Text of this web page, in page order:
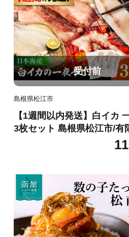
送料無料_HD108-002-11
受付前
島根県松江市
【1週間以内発送】白イカ
3枚セット 島根県松江市/有
マヲ水産 ｜冷凍 おつまみ